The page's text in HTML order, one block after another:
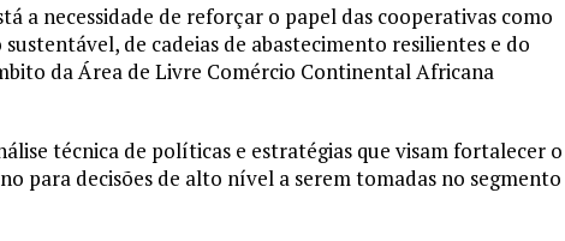
a necessidade de reforçar o papel das cooperativas como
de cadeias de abastecimento resilientes e do
da Área de Livre Comércio Continental Africana
técnica de políticas e estratégias que visam fortalecer o
para decisões de alto nível a serem tomadas no segmento